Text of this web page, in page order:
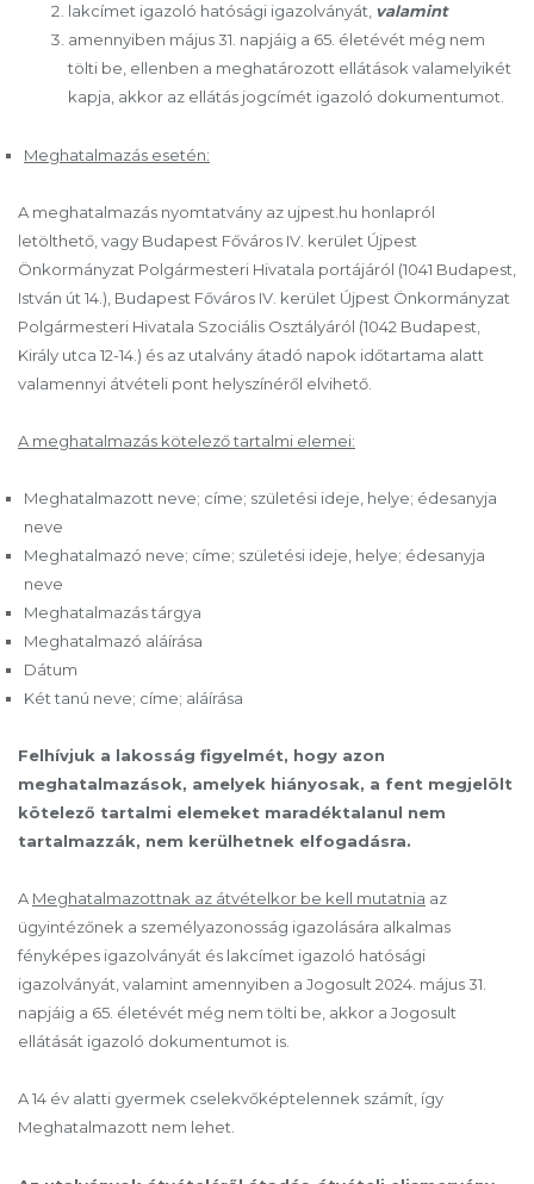
lakcímet igazoló hatósági igazolványát, valamint
amennyiben május 31. napjáig a 65. életévét még nem
tölti be, ellenben a meghatározott ellátások valamelyikét
kapja, akkor az ellátás jogcímét igazoló dokumentumot.
Meghatalmazás esetén:
A meghatalmazás nyomtatvány az ujpest.hu honlapról
letölthető, vagy Budapest Főváros IV. kerület Újpest
Önkormányzat Polgármesteri Hivatala portájáról (1041 Budapest,
István út 14.), Budapest Főváros IV. kerület Újpest Önkormányzat
Polgármesteri Hivatala Szociális Osztályáról (1042 Budapest,
Király utca 12-14.) és az utalvány átadó napok időtartama alatt
valamennyi átvételi pont helyszínéről elvihető.
A meghatalmazás kötelező tartalmi elemei:
Meghatalmazott neve; címe; születési ideje, helye; édesanyja
neve
Meghatalmazó neve; címe; születési ideje, helye; édesanyja
neve
Meghatalmazás tárgya
Meghatalmazó aláírása
Dátum
Két tanú neve; címe; aláírása
Felhívjuk a lakosság figyelmét, hogy azon
meghatalmazások, amelyek hiányosak, a fent megjelölt
kötelező tartalmi elemeket maradéktalanul nem
tartalmazzák, nem kerülhetnek elfogadásra.
A Meghatalmazottnak az átvételkor be kell mutatnia az
ügyintézőnek a személyazonosság igazolására alkalmas
fényképes igazolványát és lakcímet igazoló hatósági
igazolványát, valamint amennyiben a Jogosult 2024. május 31.
napjáig a 65. életévét még nem tölti be, akkor a Jogosult
ellátását igazoló dokumentumot is.
A 14 év alatti gyermek cselekvőképtelennek számít, így
Meghatalmazott nem lehet.